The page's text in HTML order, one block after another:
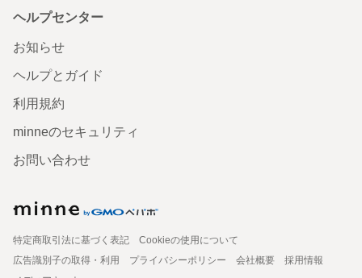
ヘルプセンター
お知らせ
ヘルプとガイド
利用規約
minneのセキュリティ
お問い合わせ
特定商取引法に基づく表記
Cookieの使用について
広告識別子の取得・利用
プライバシーポリシー 会社概要
採用情報